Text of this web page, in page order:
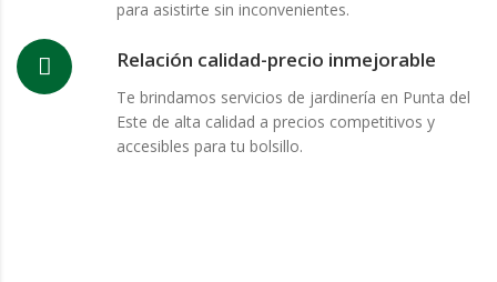
para asistirte sin inconvenientes.
Relación calidad-precio inmejorable
Te brindamos servicios de jardinería en Punta del
Este de alta calidad a precios competitivos y
accesibles para tu bolsillo.